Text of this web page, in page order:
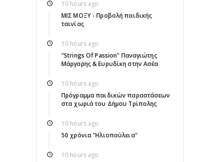
10 hours ago
ΜΙΣ ΜΟΞΥ - Προβολή παιδικής
ταινίας
10 hours ago
"Strings Of Passion" Παναγιώτης
Μάργαρης & Ευρυδίκη στην Ασέα
10 hours ago
Πρόγραμμα παιδικών παραστάσεων
στα χωριά του Δήμου Τρίπολης
10 hours ago
50 χρόνια "Ηλιοπούλεια"
10 hours ago